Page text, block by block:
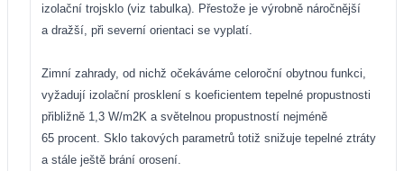
izolační trojsklo (viz tabulka). Přestože je výrobně náročnější
a dražší, při severní orientaci se vyplatí.
Zimní zahrady, od nichž očekáváme celoroční obytnou funkci,
vyžadují izolační prosklení s koeficientem tepelné propustnosti
přibližně 1,3 W/m2K a světelnou propustností nejméně
65 procent. Sklo takových parametrů totiž snižuje tepelné ztráty
a stále ještě brání orosení.